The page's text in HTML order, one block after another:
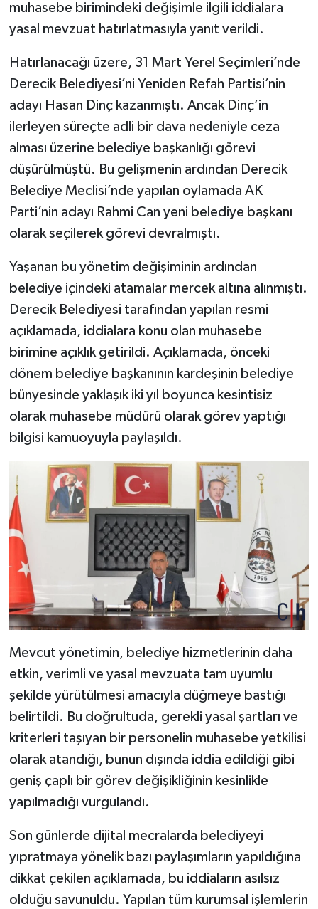
muhasebe birimindeki değişimle ilgili iddialara
yasal mevzuat hatırlatmasıyla yanıt verildi.
Hatırlanacağı üzere, 31 Mart Yerel Seçimleri’nde
Derecik Belediyesi’ni Yeniden Refah Partisi’nin
adayı Hasan Dinç kazanmıştı. Ancak Dinç’in
ilerleyen süreçte adli bir dava nedeniyle ceza
alması üzerine belediye başkanlığı görevi
düşürülmüştü. Bu gelişmenin ardından Derecik
Belediye Meclisi’nde yapılan oylamada AK
Parti’nin adayı Rahmi Can yeni belediye başkanı
olarak seçilerek görevi devralmıştı.
Yaşanan bu yönetim değişiminin ardından
belediye içindeki atamalar mercek altına alınmıştı.
Derecik Belediyesi tarafından yapılan resmi
açıklamada, iddialara konu olan muhasebe
birimine açıklık getirildi. Açıklamada, önceki
dönem belediye başkanının kardeşinin belediye
bünyesinde yaklaşık iki yıl boyunca kesintisiz
olarak muhasebe müdürü olarak görev yaptığı
bilgisi kamuoyuyla paylaşıldı.
Mevcut yönetimin, belediye hizmetlerinin daha
etkin, verimli ve yasal mevzuata tam uyumlu
şekilde yürütülmesi amacıyla düğmeye bastığı
belirtildi. Bu doğrultuda, gerekli yasal şartları ve
kriterleri taşıyan bir personelin muhasebe yetkilisi
olarak atandığı, bunun dışında iddia edildiği gibi
geniş çaplı bir görev değişikliğinin kesinlikle
yapılmadığı vurgulandı.
Son günlerde dijital mecralarda belediyeyi
yıpratmaya yönelik bazı paylaşımların yapıldığına
dikkat çekilen açıklamada, bu iddiaların asılsız
olduğu savunuldu. Yapılan tüm kurumsal işlemlerin
SPOR
TARİH
TEKNOLOJİ
YAŞAM